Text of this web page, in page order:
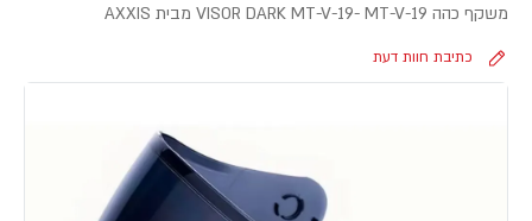
משקף כהה VISOR DARK MT-V-19- MT-V-19 מבית AXXIS
כתיבת חוות דעת